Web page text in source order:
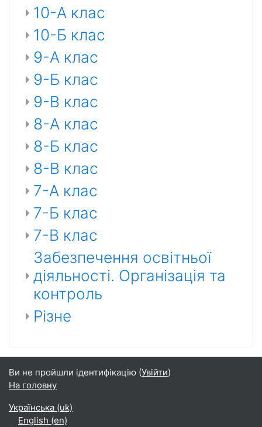
10-А клас
10-Б клас
9-А клас
9-Б клас
9-В клас
8-А клас
8-Б клас
8-В клас
7-А клас
7-Б клас
7-В клас
Забезпечення освітньої
діяльності. Організація та
контроль
Різне
Ви не пройшли ідентифікацію (Увійти)
На головну
Українська ‎(uk)‎
English ‎(en)‎